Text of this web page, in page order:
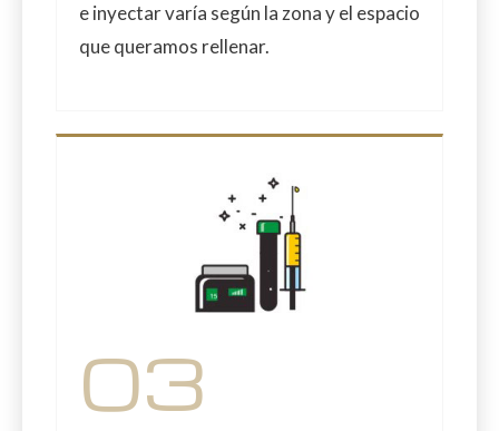
e inyectar varía según la zona y el espacio
que queramos rellenar.
03